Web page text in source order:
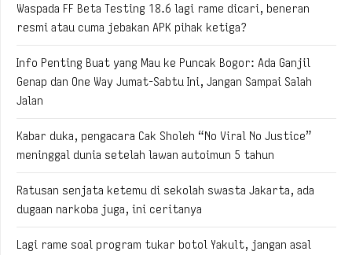
Waspada FF Beta Testing 18.6 lagi rame dicari, beneran
resmi atau cuma jebakan APK pihak ketiga?
Info Penting Buat yang Mau ke Puncak Bogor: Ada Ganjil
Genap dan One Way Jumat-Sabtu Ini, Jangan Sampai Salah
Jalan
Kabar duka, pengacara Cak Sholeh “No Viral No Justice”
meninggal dunia setelah lawan autoimun 5 tahun
Ratusan senjata ketemu di sekolah swasta Jakarta, ada
dugaan narkoba juga, ini ceritanya
Lagi rame soal program tukar botol Yakult, jangan asal